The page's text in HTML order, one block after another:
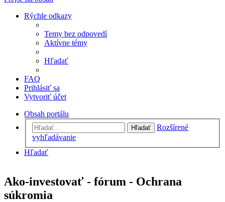
Rýchle odkazy
Temy bez odpovedí
Aktívne témy
Hľadať
FAQ
Prihlásiť sa
Vytvoriť účet
Obsah portálu
Hľadať
Rozšírené
vyhľadávanie
Hľadať
Ako-investovať - fórum - Ochrana
súkromia